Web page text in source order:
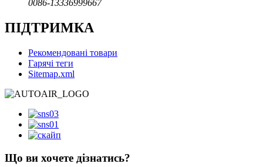
0086-13336999667
ПІДТРИМКА
Рекомендовані товари
Гарячі теги
Sitemap.xml
Що ви хочете дізнатись?